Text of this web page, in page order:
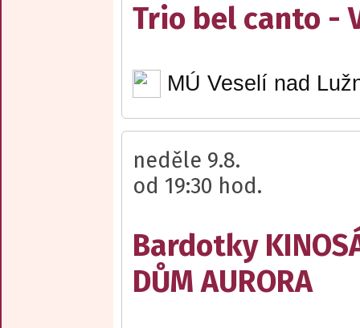
Trio bel canto -
MÚ Veselí nad
neděle 9.8.
od 19:30 hod.
Bardotky
DŮM AURORA